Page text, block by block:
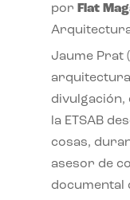
por Flat
Jaume Prat
arquitectura
divulgación,
la ETSAB
cosas,
asesor de
documental